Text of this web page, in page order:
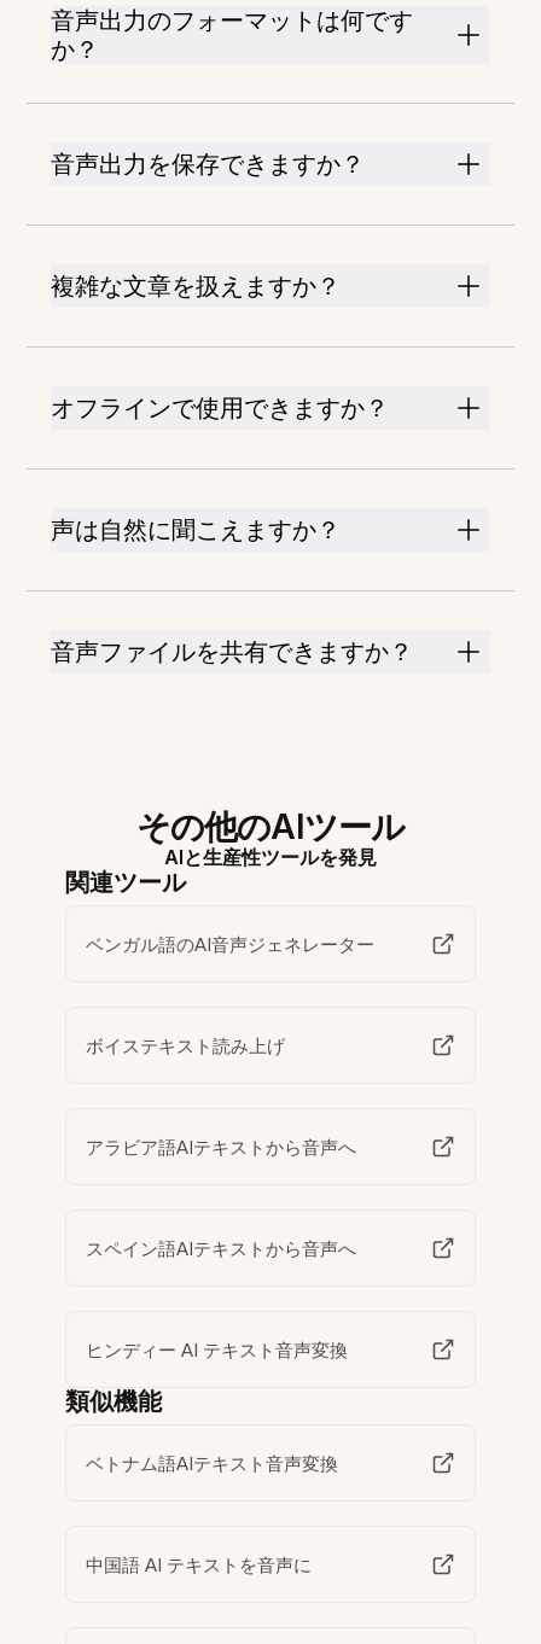
音声出力のフォーマットは何です
か？
音声出力を保存できますか？
複雑な文章を扱えますか？
オフラインで使用できますか？
声は自然に聞こえますか？
音声ファイルを共有できますか？
その他のAIツール
AIと生産性ツールを発見
関連ツール
ベンガル語のAI音声ジェネレーター
ボイステキスト読み上げ
アラビア語AIテキストから音声へ
スペイン語AIテキストから音声へ
ヒンディー AI テキスト音声変換
類似機能
ベトナム語AIテキスト音声変換
中国語 AI テキストを音声に